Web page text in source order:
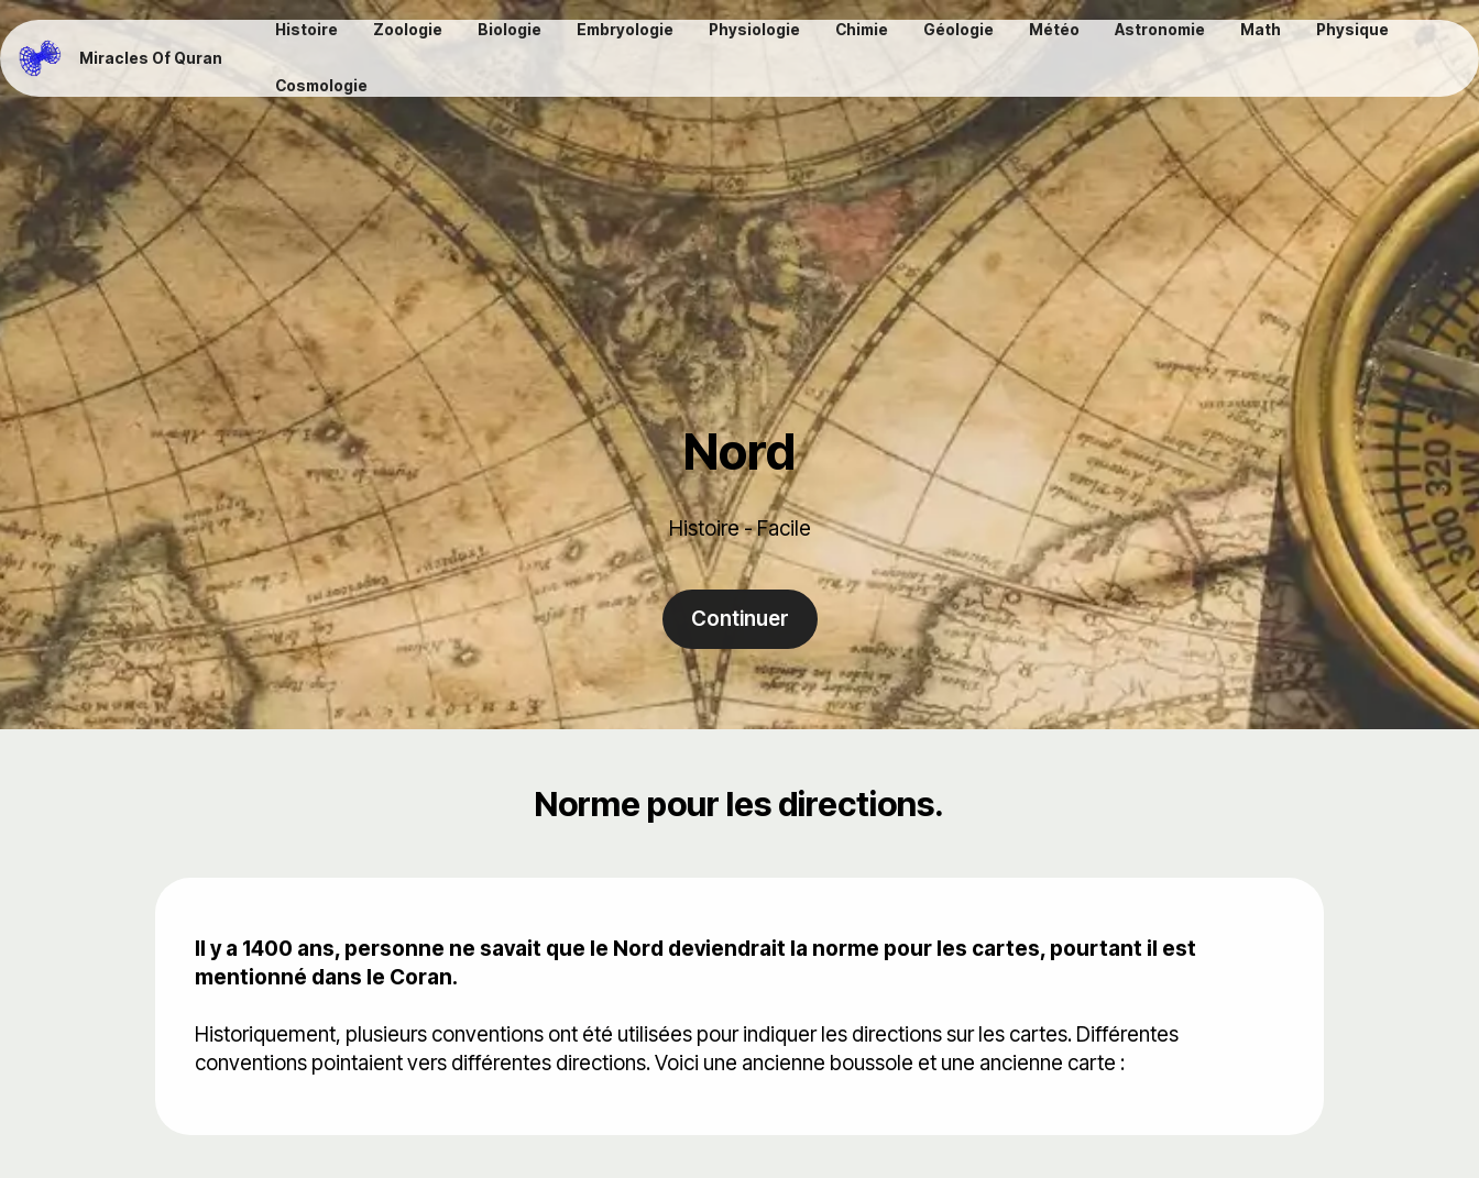
Miracles Of Quran
Histoire Zoologie Biologie Embryologie Physiologie Chimie Géologie Météo Astronomie Math Physique
Cosmologie
Nord
Histoire - Facile
Continuer
Norme pour les directions.
Il y a 1400 ans, personne ne savait que le Nord deviendrait la norme pour les cartes, pourtant il est
mentionné dans le Coran.
Historiquement, plusieurs conventions ont été utilisées pour indiquer les directions sur les cartes. Différentes
conventions pointaient vers différentes directions. Voici une ancienne boussole et une ancienne carte :